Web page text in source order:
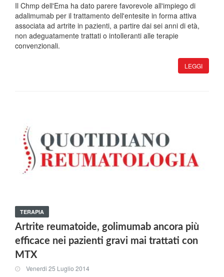
Il Chmp dell'Ema ha dato parere favorevole all'impiego di
adalimumab per il trattamento dell'entesite in forma attiva
associata ad artrite in pazienti, a partire dai sei anni di età,
non adeguatamente trattati o intolleranti alle terapie
convenzionali.
LEGGI
TERAPIA
Artrite reumatoide, golimumab ancora più
efficace nei pazienti gravi mai trattati con
MTX
Venerdi 25 Luglio 2014